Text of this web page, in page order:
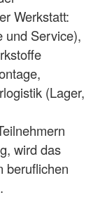
Werkstatt:
und Service),
(Lager,
wird das
beruflichen